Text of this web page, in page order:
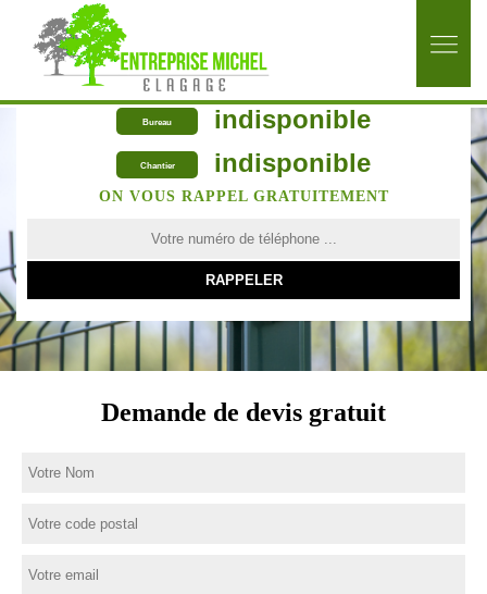
Bureau indisponible
Chantier indisponible
ON VOUS RAPPEL GRATUITEMENT
Demande de devis gratuit